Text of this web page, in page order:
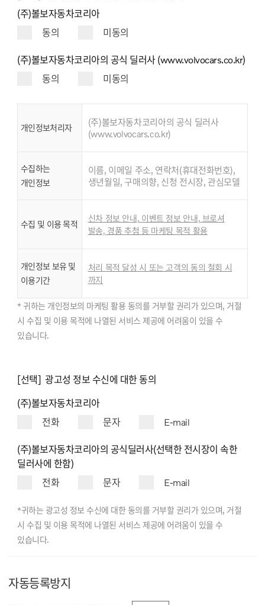
(주)볼보자동차코리아
동의
미동의
(주)볼보자동차코리아의 공식 딜러사 (www.volvocars.co.kr)
동의
미동의
개인정보처리자
(주)볼보자동차코리아의 공식 딜러사
(www.volvocars.co.kr)
수집하는
개인정보
이름, 이메일 주소, 연락처(휴대전화번호),
생년월일, 구매의향, 신청 전시장, 관심모델
수집 및 이용 목적
신차 정보 안내, 이벤트 정보 안내, 브로셔
발송, 경품 추첨 등 마케팅 목적 활용
개인정보 보유 및
이용기간
처리 목적 달성 시 또는 고객의 동의 철회 시
까지
* 귀하는 개인정보의 마케팅 활용 동의를 거부할 권리가 있으며, 거절
시 수집 및 이용 목적에 나열된 서비스 제공에 어려움이 있을 수
있습니다.
[선택] 광고성 정보 수신에 대한 동의
(주)볼보자동차코리아
전화
문자 E-mail
(주)볼보자동차코리아의 공식딜러사(선택한 전시장이 속한
딜러사에 한함)
전화
문자 E-mail
*귀하는 광고성 정보 수신에 대한 동의를 거부할 권리가 있으며, 거절
시 수집 및 이용 목적에 나열된 서비스 제공에 어려움이 있을 수
있습니다.
자동등록방지